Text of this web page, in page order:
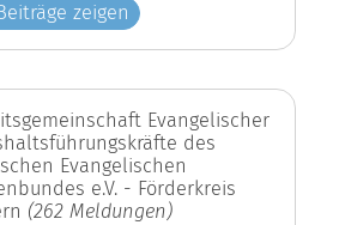
zeigen
Evangelischer
des
Evangelischen
e.V. - Förderkreis
(262 Meldungen)